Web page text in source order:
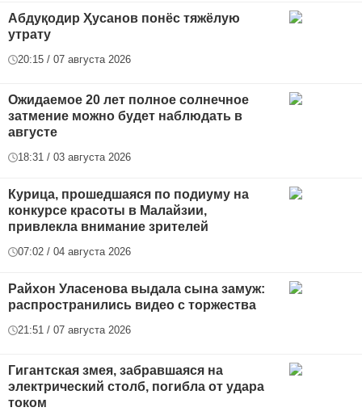
Абдуқодир Ҳусанов понёс тяжёлую
утрату
20:15 / 07 августа 2026
Ожидаемое 20 лет полное солнечное
затмение можно будет наблюдать в
августе
18:31 / 03 августа 2026
Курица, прошедшаяся по подиуму на
конкурсе красоты в Малайзии,
привлекла внимание зрителей
07:02 / 04 августа 2026
Райхон Уласенова выдала сына замуж:
распространились видео с торжества
21:51 / 07 августа 2026
Гигантская змея, забравшаяся на
электрический столб, погибла от удара
током